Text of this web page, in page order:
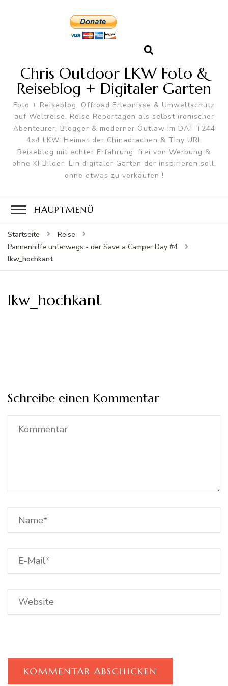
Chris Outdoor LKW Foto &
Reiseblog + Digitaler Garten
Foto + Reiseblog, Offroad Erlebnisse & Umweltschutz
auf Weltreise. Reise Reportagen als selbst ironischer
Abenteurer, Blogger & moderner Outlaw im DAF T244
4×4 LKW. Heimat der Chinadrachen & Tiny URL
Reiseblog mit echter Erfahrung, frei von Werbung &
ohne KI Bilder. Ein digitaler Garten der inspirieren soll,
ohne etwas zu verkaufen !
HAUPTMENÜ
Startseite
Reise
Pannenhilfe unterwegs - der Save a Camper Day #4
lkw_hochkant
lkw_hochkant
Schreibe einen Kommentar